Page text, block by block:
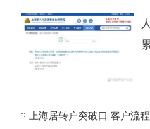
上海居转户突破口 客户流